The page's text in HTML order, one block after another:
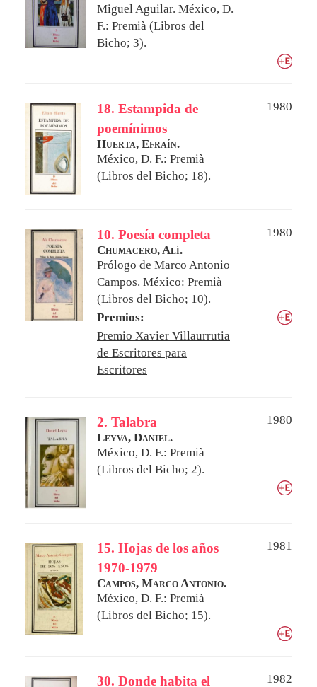
Miguel Aguilar. México, D.
F.: Premià (Libros del
Bicho; 3).
18. Estampida de
poemínimos
1980
Huerta, Efraín.
México, D. F.: Premià
(Libros del Bicho; 18).
10. Poesía completa
1980
Chumacero, Alí.
Prólogo de Marco Antonio
Campos. México: Premià
(Libros del Bicho; 10).
Premios:
Premio Xavier Villaurrutia
de Escritores para
Escritores
2. Talabra
1980
Leyva, Daniel.
México, D. F.: Premià
(Libros del Bicho; 2).
15. Hojas de los años
1970-1979
1981
Campos, Marco Antonio.
México, D. F.: Premià
(Libros del Bicho; 15).
30. Donde habita el 1982